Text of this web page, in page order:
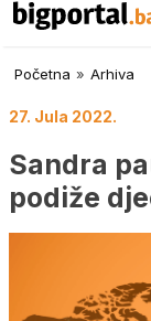
Početna » Arhiva
27. Jula 2022.
Sandra
podiže